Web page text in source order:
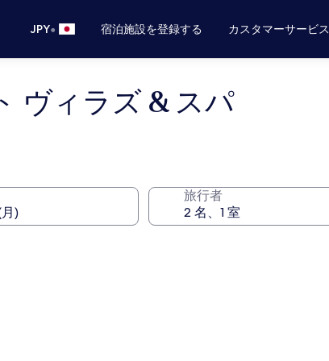
JPY• 宿泊施設を登録する カスタマーサービス
ヴィラズ & スパ
旅行者